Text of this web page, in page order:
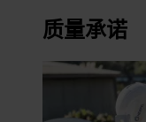
质量承诺